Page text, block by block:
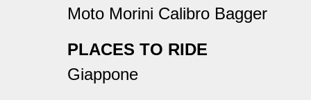
Moto Morini Calibro Bagger
PLACES TO RIDE
Giappone